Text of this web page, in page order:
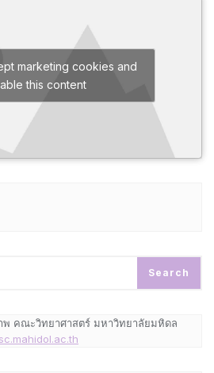
marketing cookies and
this content
คณะวิทยาศาสตร์ มหาวิทยาลัยมหิดล